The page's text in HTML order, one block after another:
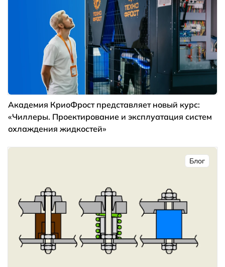
Академия КриоФрост представляет новый курс:
«Чиллеры. Проектирование и эксплуатация систем
охлаждения жидкостей»
Блог